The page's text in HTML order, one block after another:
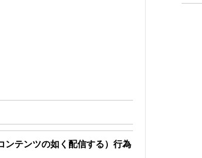
ンテンツの如く配信する）行為